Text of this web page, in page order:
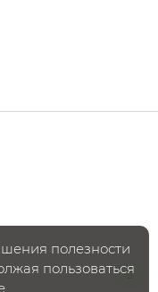
полезности
пользоваться